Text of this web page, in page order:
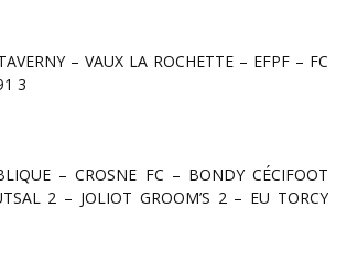
3
2 – JOLIOT GROOM’S 2 – EU TORCY